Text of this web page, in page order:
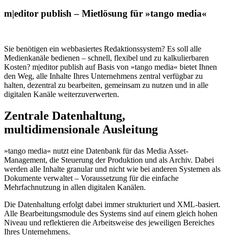
m|editor publish – Mietlösung für »tango media«
Sie benötigen ein webbasiertes Redaktionssystem? Es soll alle
Medienkanäle bedienen – schnell, flexibel und zu kalkulierbaren
Kosten? m|editor publish auf Basis von »tango media« bietet Ihnen
den Weg, alle Inhalte Ihres Unternehmens zentral verfügbar zu
halten, dezentral zu bearbeiten, gemeinsam zu nutzen und in alle
digitalen Kanäle weiterzuverwerten.
Zentrale Datenhaltung,
multidimensionale Ausleitung
»tango media« nutzt eine Datenbank für das Media Asset-
Management, die Steuerung der Produktion und als Archiv. Dabei
werden alle Inhalte granular und nicht wie bei anderen Systemen als
Dokumente verwaltet – Voraussetzung für die einfache
Mehrfachnutzung in allen digitalen Kanälen.
Die Datenhaltung erfolgt dabei immer strukturiert und XML-basiert.
Alle Bearbeitungsmodule des Systems sind auf einem gleich hohen
Niveau und reflektieren die Arbeitsweise des jeweiligen Bereiches
Ihres Unternehmens.